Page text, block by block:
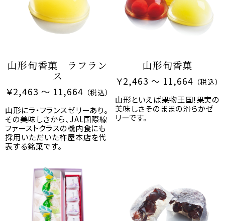
2025/05/02
リップルパイ》出店します！
2025/04/04
【新商品】創作羊羹『桜東風（さ
くらごち）』を限定発売いたしま
す！
2025/03/06
【催事情報】上野松坂屋 2025年3
月6日〜3月11日「東北物産展」出
店します！
山形旬香菓 ラフラン
ス
￥2,463 ～ 11,664 （税込）
山形にラ・フランスゼリーあり。
その美味しさから、JAL国際線
ファーストクラスの機内食にも
採用いただいた杵屋本店を代
表する銘菓です。
山形旬香菓
￥2,463 ～ 11,664 （税込）
山形といえば果物王国!果実の
美味しさそのままの滑らかゼ
リーです。